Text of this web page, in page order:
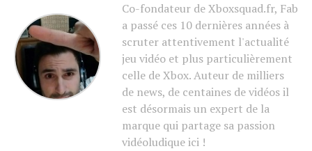
Co-fondateur de Xboxsquad.fr, Fab
a passé ces 10 dernières années à
scruter attentivement l'actualité
jeu vidéo et plus particulièrement
celle de Xbox. Auteur de milliers
de news, de centaines de vidéos il
est désormais un expert de la
marque qui partage sa passion
vidéoludique ici !